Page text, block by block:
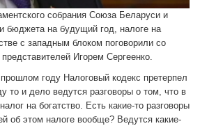
собрания Союза Беларуси и
бюджета на будущий год, налоге на
с западным блоком поговорили со
Игорем Сергеенко.
году Налоговый кодекс претерпел
то и дело ведутся разговоры о том, что в
на богатство. Есть какие-то разговоры
об этом налоге вообще? Ведутся какие-